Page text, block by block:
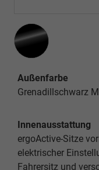
Außenfarbe
Grenadillschwarz
Innenausstattung
ergoActive-Sitze
elektrischer
Fahrersitz und